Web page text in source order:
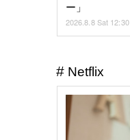
ー」
2026.8.8 Sat 12:30
Netflix